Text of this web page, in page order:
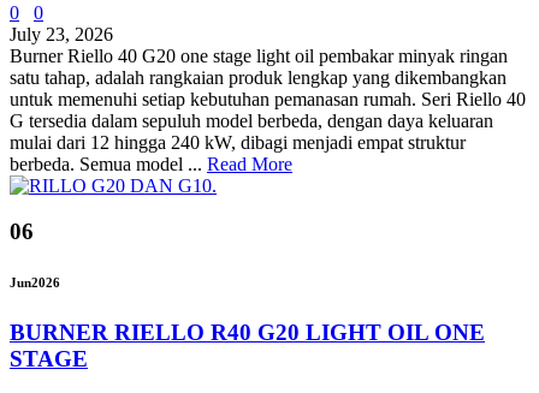
0
0
July 23, 2026
Burner Riello 40 G20 one stage light oil pembakar minyak ringan
satu tahap, adalah rangkaian produk lengkap yang dikembangkan
untuk memenuhi setiap kebutuhan pemanasan rumah. Seri Riello 40
G tersedia dalam sepuluh model berbeda, dengan daya keluaran
mulai dari 12 hingga 240 kW, dibagi menjadi empat struktur
berbeda. Semua model ... Read More
06
Jun2026
BURNER RIELLO R40 G20 LIGHT OIL ONE
STAGE